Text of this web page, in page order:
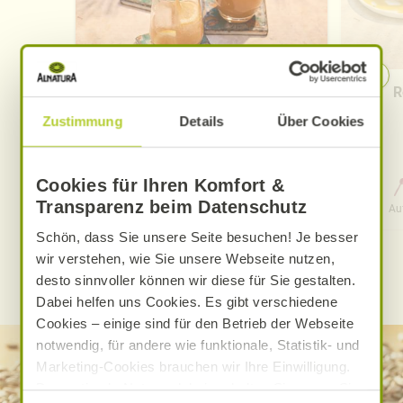
Zustimmung Details Über Cookies
Cookies für Ihren Komfort &
Transparenz beim Datenschutz
Schön, dass Sie unsere Seite besuchen! Je besser
wir verstehen, wie Sie unsere Webseite nutzen,
desto sinnvoller können wir diese für Sie gestalten.
Dabei helfen uns Cookies. Es gibt verschiedene
Cookies – einige sind für den Betrieb der Webseite
notwendig, für andere wie funktionale, Statistik- und
Marketing-Cookies brauchen wir Ihre Einwilligung.
Das optimale Nutzererlebnis erhalten Sie, wenn Sie
Pfirsich-Eistee
Aufwand
0 Std. 15 Min.
Gesamtzeit
WEITERE ALNATURA REZEPTE FINDEN